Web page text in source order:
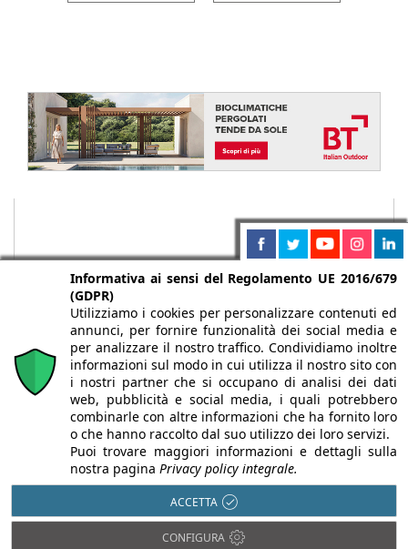
Chi siamo Autori Per la tua pubblicità
Iscriviti alla
newsletter
Infobuild è testata registrata presso il Tribunale di Milano al n° 63
dell’8/3/2013 - ISSN 2282-2267
Informativa ai sensi del Regolamento UE 2016/679
(GDPR)
Utilizziamo i cookies per personalizzare contenuti ed
annunci, per fornire funzionalità dei social media e
per analizzare il nostro traffico. Condividiamo inoltre
informazioni sul modo in cui utilizza il nostro sito con
i nostri partner che si occupano di analisi dei dati
web, pubblicità e social media, i quali potrebbero
combinarle con altre informazioni che ha fornito loro
o che hanno raccolto dal suo utilizzo dei loro servizi.
Puoi trovare maggiori informazioni e dettagli sulla
nostra pagina Privacy policy integrale.
ACCETTA
CONFIGURA